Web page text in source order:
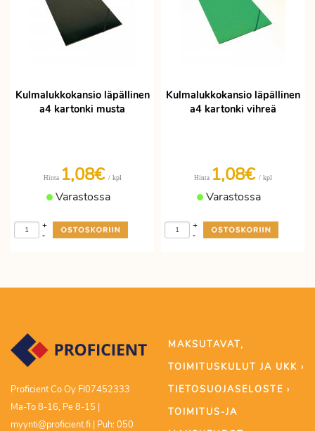
Kulmalukkokansio läpällinen
a4 kartonki musta
Hinta 1,08€ / kpl
Varastossa
-
+
Kulmalukkokansio läpällinen
a4 kartonki vihreä
Hinta 1,08€ / kpl
Varastossa
-
+
Proficient Co Oy FI07452333
Ma-To 8-16, Pe 8-15 |
myynti@proficient.fi | Puh: 050
MAKSUTAVAT,
TOIMITUSKULUT JA UKK ›
TIETOSUOJASELOSTE ›
TOIMITUS-JA